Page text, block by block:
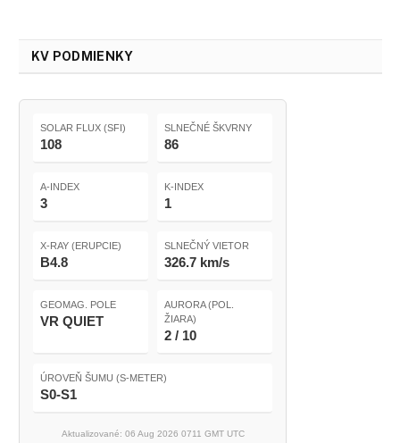
KV PODMIENKY
SOLAR FLUX (SFI)
108
SLNEČNÉ ŠKVRNY
86
A-INDEX
3
K-INDEX
1
X-RAY (ERUPCIE)
B4.8
SLNEČNÝ VIETOR
326.7 km/s
GEOMAG. POLE
VR QUIET
AURORA (POL.
ŽIARA)
2 / 10
ÚROVEŇ ŠUMU (S-METER)
S0-S1
Aktualizované: 06 Aug 2026 0711 GMT UTC